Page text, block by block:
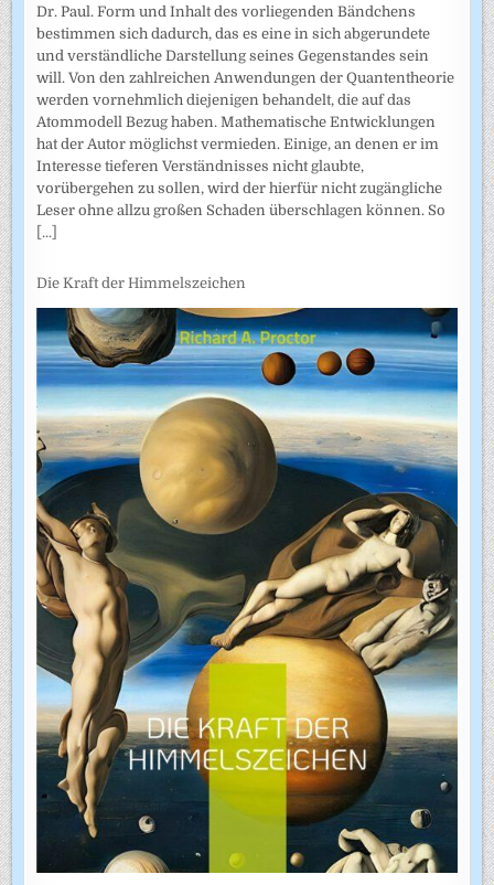
Dr. Paul. Form und Inhalt des vorliegenden Bändchens
bestimmen sich dadurch, das es eine in sich abgerundete
und verständliche Darstellung seines Gegenstandes sein
will. Von den zahlreichen Anwendungen der Quantentheorie
werden vornehmlich diejenigen behandelt, die auf das
Atommodell Bezug haben. Mathematische Entwicklungen
hat der Autor möglichst vermieden. Einige, an denen er im
Interesse tieferen Verständnisses nicht glaubte,
vorübergehen zu sollen, wird der hierfür nicht zugängliche
Leser ohne allzu großen Schaden überschlagen können. So
[...]
Die Kraft der Himmelszeichen